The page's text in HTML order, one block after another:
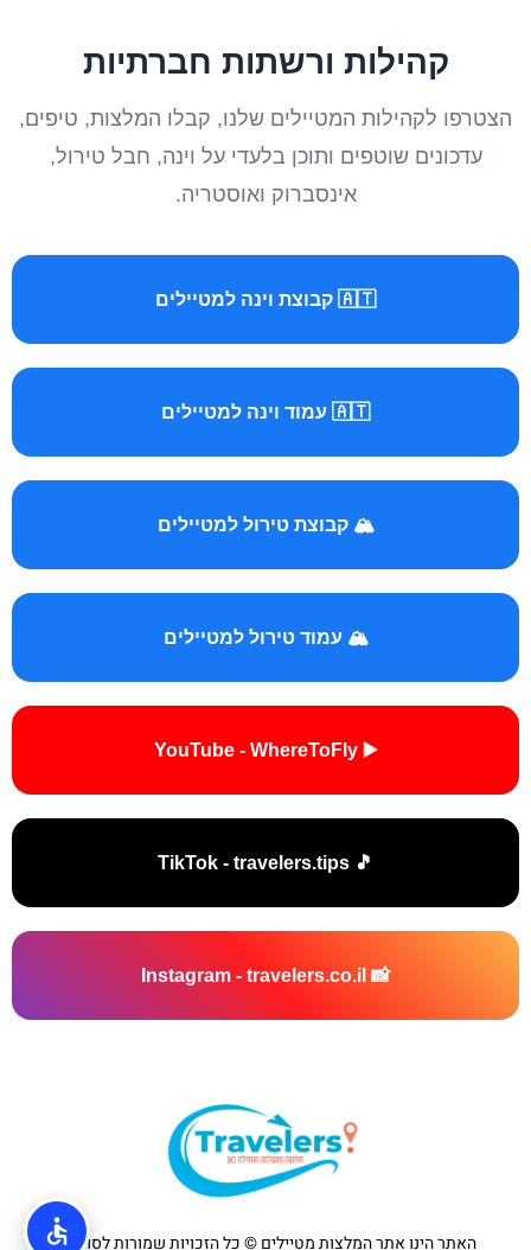
קהילות ורשתות חברתיות
הצטרפו לקהילות המטיילים שלנו, קבלו המלצות, טיפים,
עדכונים שוטפים ותוכן בלעדי על וינה, חבל טירול,
אינסברוק ואוסטריה.
🇦🇹 קבוצת וינה למטיילים
🇦🇹 עמוד וינה למטיילים
🏔️ קבוצת טירול למטיילים
🏔️ עמוד טירול למטיילים
▶️ YouTube - WhereToFly
🎵 TikTok - travelers.tips
📸 Instagram - travelers.co.il
האתר הינו אתר המלצות מטיילים © כל הזכויות שמורות לסוכנות